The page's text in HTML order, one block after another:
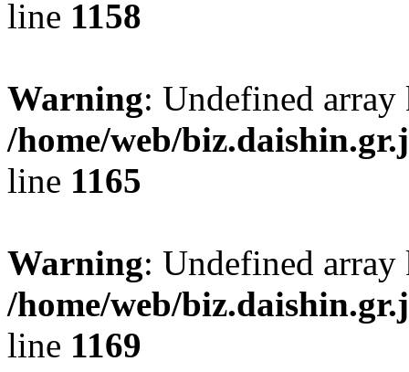
line 1158
Warning: Undefined
/home/web/
line 1165
Warning: Undefined
/home/web/
line 1169